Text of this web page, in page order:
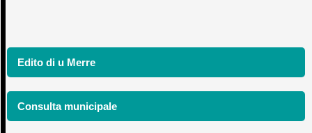
Edito di u Merre
Consulta municipale